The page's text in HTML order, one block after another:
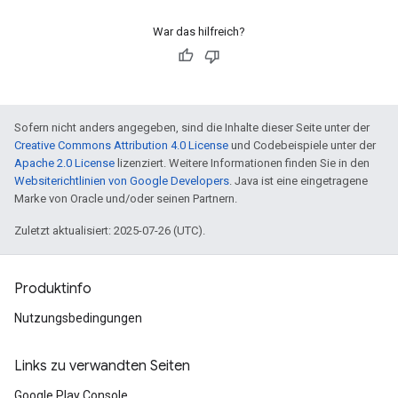
War das hilfreich?
Sofern nicht anders angegeben, sind die Inhalte dieser Seite unter der
Creative Commons Attribution 4.0 License und Codebeispiele unter der
Apache 2.0 License lizenziert. Weitere Informationen finden Sie in den
Websiterichtlinien von Google Developers. Java ist eine eingetragene
Marke von Oracle und/oder seinen Partnern.
Zuletzt aktualisiert: 2025-07-26 (UTC).
Produktinfo
Nutzungsbedingungen
Links zu verwandten Seiten